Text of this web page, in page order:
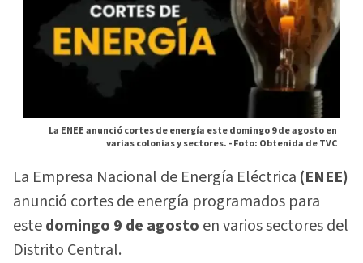
La ENEE anunció cortes de energía este domingo 9 de agosto en
varias colonias y sectores. -Foto: Obtenida de TVC
La Empresa Nacional de Energía Eléctrica (ENEE)
anunció cortes de energía programados para
estedomingo 9 de agosto en varios sectores del
Distrito Central.